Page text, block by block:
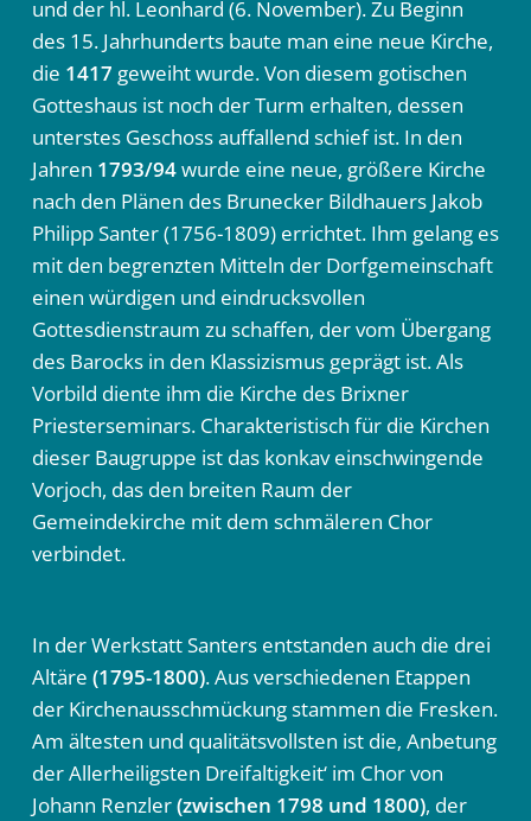
und der hl. Leonhard (6. November). Zu Beginn
des 15. Jahrhunderts baute man eine neue Kirche,
die 1417 geweiht wurde. Von diesem gotischen
Gotteshaus ist noch der Turm erhalten, dessen
unterstes Geschoss auffallend schief ist. In den
Jahren 1793/94wurde eine neue, größere Kirche
nach den Plänen des Brunecker Bildhauers Jakob
Philipp Santer (1756-1809) errichtet. Ihm gelang es
mit den begrenzten Mitteln der Dorfgemeinschaft
einen würdigen und eindrucksvollen
Gottesdienstraum zu schaffen, der vom Übergang
des Barocks in den Klassizismus geprägt ist. Als
Vorbild diente ihm die Kirche des Brixner
Priesterseminars. Charakteristisch für die Kirchen
dieser Baugruppe ist das konkav einschwingende
Vorjoch, das den breiten Raum der
Gemeindekirche mit dem schmäleren Chor
verbindet.
In der Werkstatt Santers entstanden auch die drei
Altäre (1795-1800).Aus verschiedenen Etappen
der Kirchenausschmückung stammen die Fresken.
Am ältesten und qualitätsvollsten ist die‚ Anbetung
der Allerheiligsten Dreifaltigkeit‘ im Chor von
Johann Renzler(zwischen 1798 und 1800), der